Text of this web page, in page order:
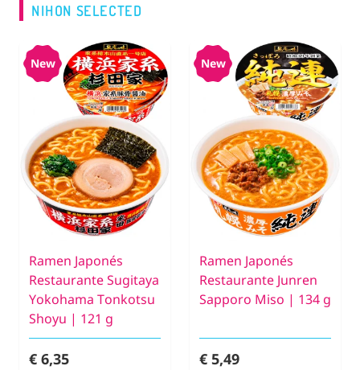
NIHON SELECTED
New
Ramen Japonés
Restaurante Sugitaya
Yokohama Tonkotsu
Shoyu | 121 g
€ 6,35
New
Ramen Japonés
Restaurante Junren
Sapporo Miso | 134 g
€ 5,49